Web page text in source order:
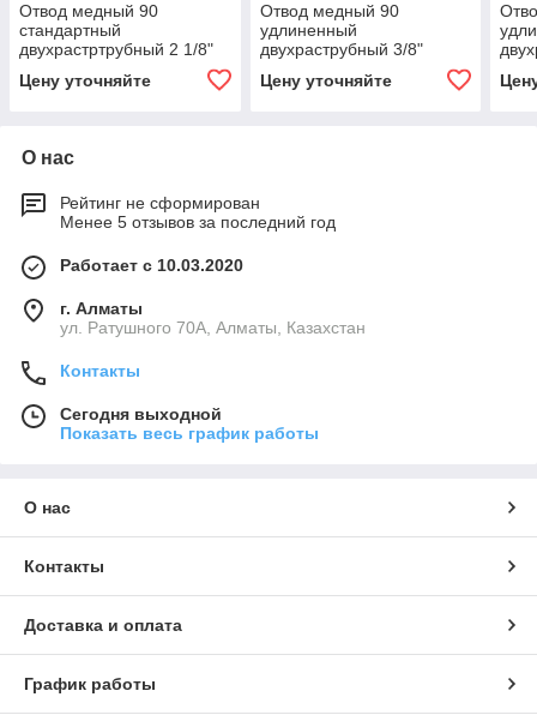
Отвод медный 90
стандартный
двухрастртрубный 2 1/8"
Цену уточняйте
Отвод медный 90
удлиненный
двухраструбный 3/8"
Цену уточняйте
О нас
Рейтинг не сформирован
Менее 5 отзывов за последний год
Работает с 10.03.2020
г. Алматы
ул. Ратушного 70А, Алматы, Казахстан
Контакты
Сегодня выходной
Показать весь график работы
О нас
Контакты
Доставка и оплата
График работы